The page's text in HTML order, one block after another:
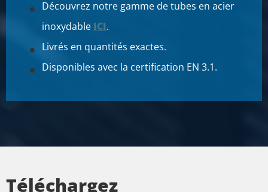
Découvrez notre gamme de tubes en acier
inoxydable ICI.
Livrés en quantités exactes.
Disponibles avec la certification EN 3.1.
Téléchargez